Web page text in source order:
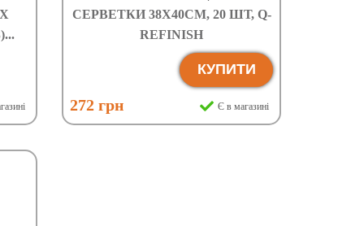
СЕРВЕТКИ 38Х40СМ, 20 ШТ, Q-
REFINISH
272 грн
КУПИТИ
Є в магазині